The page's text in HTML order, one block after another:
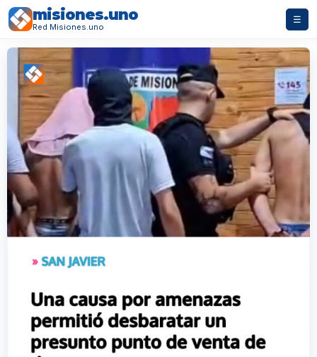
misiones.uno
Red Misiones.uno
☰